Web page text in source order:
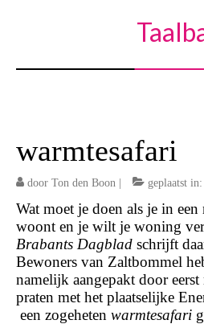
warmtesafari
door Ton den Boon geplaatst in:
Wat moet je doen als je in
woont en je wilt je woning
Brabants Dagblad schrijft
Bewoners van Zaltbommel
namelijk aangepakt door eerst
praten met het plaatselijke
een zogeheten warmtesafari